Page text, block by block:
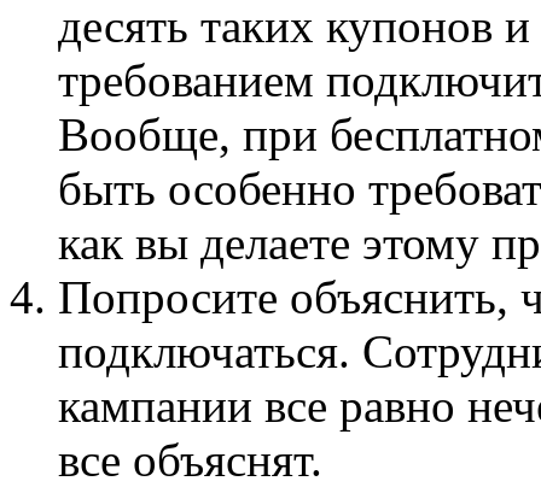
десять таких купонов
требованием
Вообще, при
быть особенно
как вы делаете этому
Попросите объяснить,
подключаться.
кампании все равно
все объяснят.